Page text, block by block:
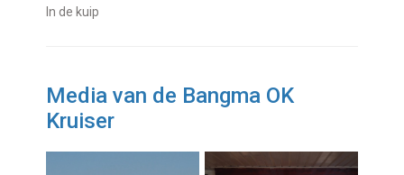
in de kuip
Media van de Bangma OK
Kruiser